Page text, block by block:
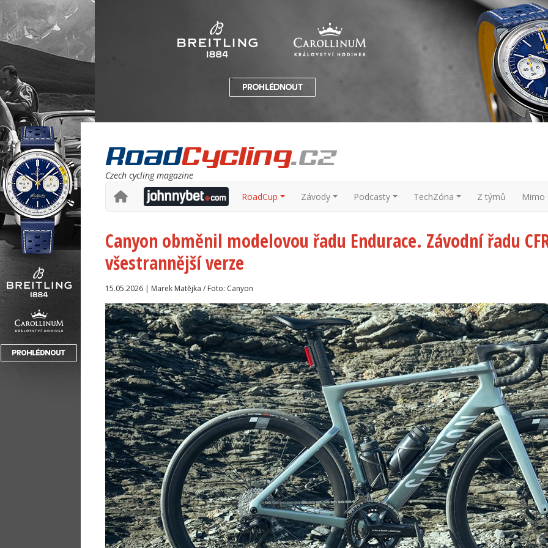
Czech cycling magazine
RoadCup
Závody Podcasty TechZóna Z týmů Mimo
Canyon obměnil modelovou řadu Endurace. Závodní řadu
všestrannější verze
15.05.2026 | Marek Matějka / Foto: Canyon